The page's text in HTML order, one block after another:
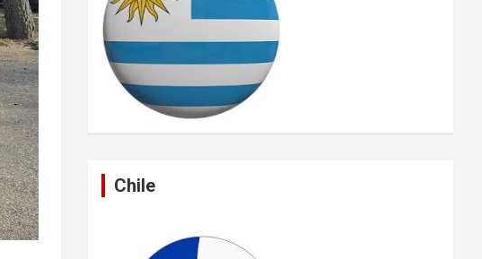
Chile